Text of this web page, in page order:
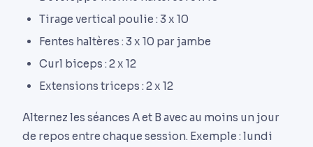
Tirage vertical poulie : 3 x 10
Fentes haltères : 3 x 10 par jambe
Curl biceps : 2 x 12
Extensions triceps : 2 x 12
Alternez les séances A et B avec au moins un jour
de repos entre chaque session. Exemple : lundi